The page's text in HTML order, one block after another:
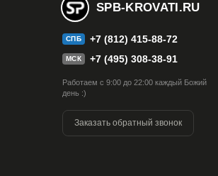
90x220 120x190
140x200 140x210
180x190 180x195
SPB-KROVATI.RU
СПБ +7 (812) 415-88-72
МСК +7 (495) 308-38-91
Работаем с 9:00 до 22:00 каждый Божий
день :)
Заказать обратный звонок